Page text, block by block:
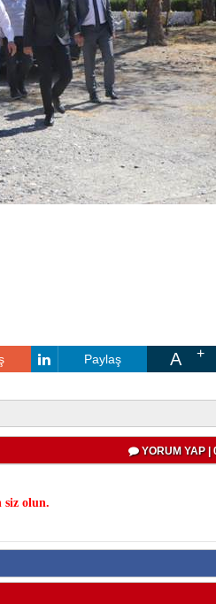
Paylaş A
YORUM YAP |
siz olun.